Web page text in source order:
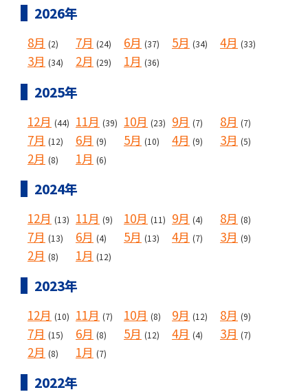
2026年
8月 (2) 7月 (24) 6月 (37) 5月 (34) 4月 (33)
3月 (34) 2月 (29) 1月 (36)
2025年
12月 (44) 11月 (39) 10月 (23) 9月 (7) 8月 (7)
7月 (12) 6月 (9) 5月 (10) 4月 (9) 3月 (5)
2月 (8) 1月 (6)
2024年
12月 (13) 11月 (9) 10月 (11) 9月 (4) 8月 (8)
7月 (13) 6月 (4) 5月 (13) 4月 (7) 3月 (9)
2月 (8) 1月 (12)
2023年
12月 (10) 11月 (7) 10月 (8) 9月 (12) 8月 (9)
7月 (15) 6月 (8) 5月 (12) 4月 (4) 3月 (7)
2月 (8) 1月 (7)
2022年